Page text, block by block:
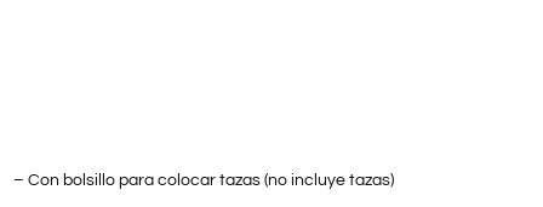
– Con bolsillo para colocar tazas (no incluye tazas)